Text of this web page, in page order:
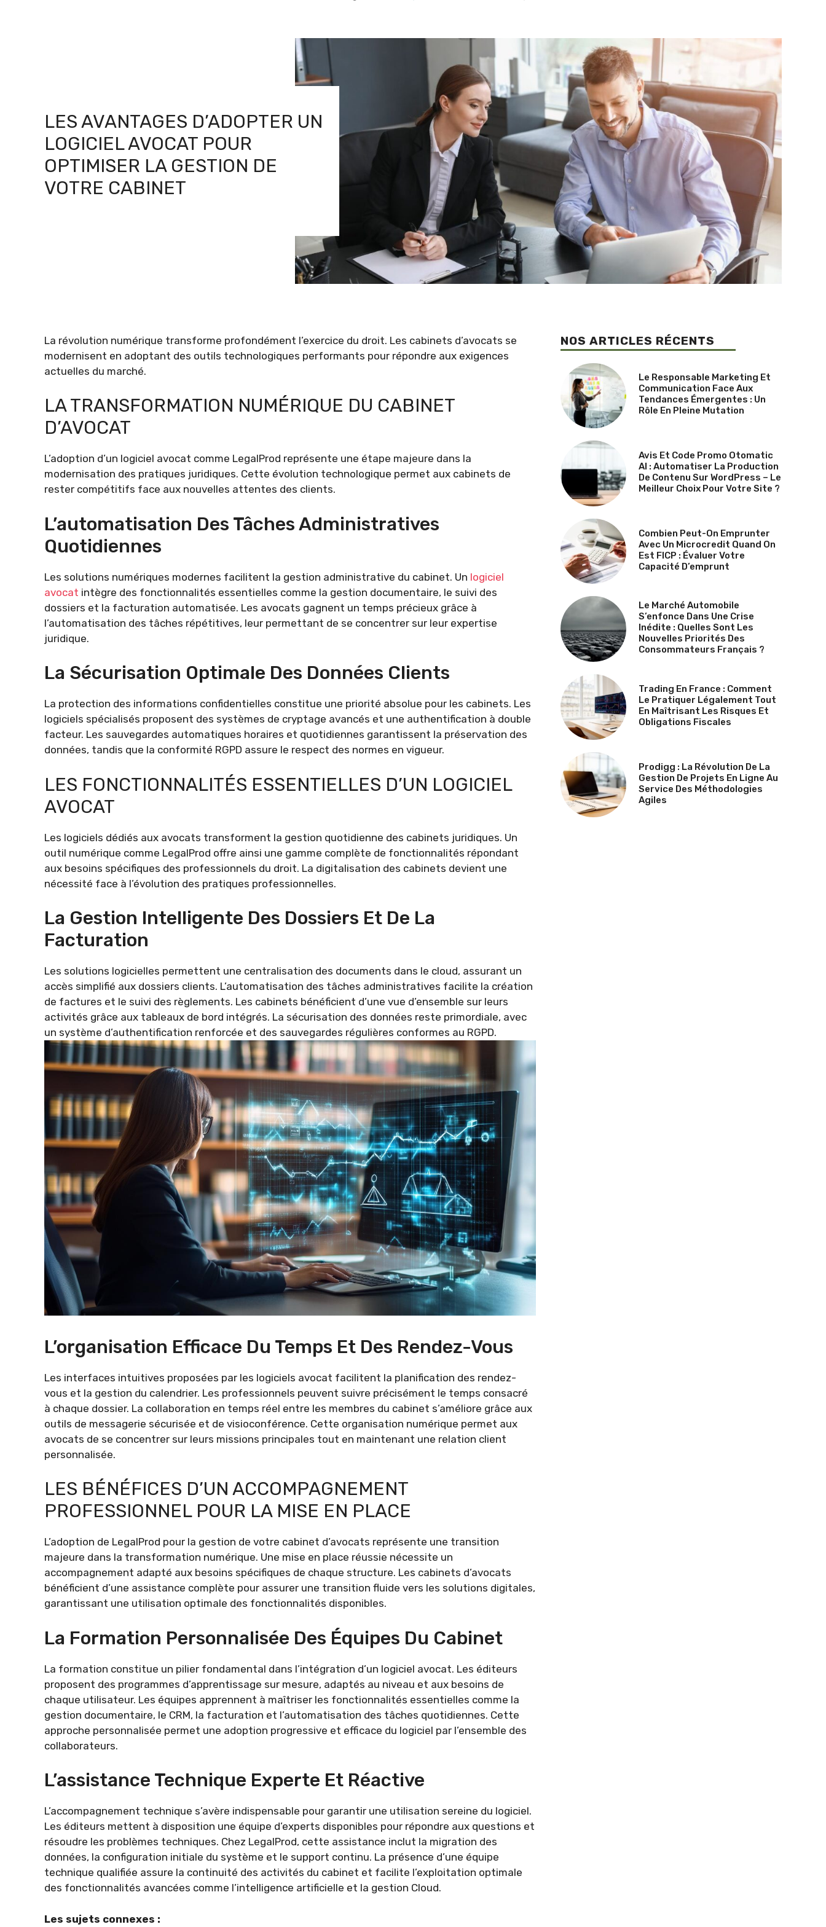
LES AVANTAGES D’ADOPTER UN
LOGICIEL AVOCAT POUR
OPTIMISER LA GESTION DE
VOTRE CABINET
La révolution numérique transforme profondément l’exercice du droit. Les cabinets d’avocats se
modernisent en adoptant des outils technologiques performants pour répondre aux exigences
actuelles du marché.
LA TRANSFORMATION NUMÉRIQUE DU CABINET
D’AVOCAT
L’adoption d’un logiciel avocat comme LegalProd représente une étape majeure dans la
modernisation des pratiques juridiques. Cette évolution technologique permet aux cabinets de
rester compétitifs face aux nouvelles attentes des clients.
L’automatisation Des Tâches Administratives
Quotidiennes
Les solutions numériques modernes facilitent la gestion administrative du cabinet. Un logiciel
avocat intègre des fonctionnalités essentielles comme la gestion documentaire, le suivi des
dossiers et la facturation automatisée. Les avocats gagnent un temps précieux grâce à
l’automatisation des tâches répétitives, leur permettant de se concentrer sur leur expertise
juridique.
La Sécurisation Optimale Des Données Clients
La protection des informations confidentielles constitue une priorité absolue pour les cabinets. Les
logiciels spécialisés proposent des systèmes de cryptage avancés et une authentification à double
facteur. Les sauvegardes automatiques horaires et quotidiennes garantissent la préservation des
données, tandis que la conformité RGPD assure le respect des normes en vigueur.
LES FONCTIONNALITÉS ESSENTIELLES D’UN LOGICIEL
AVOCAT
Les logiciels dédiés aux avocats transforment la gestion quotidienne des cabinets juridiques. Un
outil numérique comme LegalProd offre ainsi une gamme complète de fonctionnalités répondant
aux besoins spécifiques des professionnels du droit. La digitalisation des cabinets devient une
nécessité face à l’évolution des pratiques professionnelles.
La Gestion Intelligente Des Dossiers Et De La
Facturation
Les solutions logicielles permettent une centralisation des documents dans le cloud, assurant un
accès simplifié aux dossiers clients. L’automatisation des tâches administratives facilite la création
de factures et le suivi des règlements. Les cabinets bénéficient d’une vue d’ensemble sur leurs
activités grâce aux tableaux de bord intégrés. La sécurisation des données reste primordiale, avec
un système d’authentification renforcée et des sauvegardes régulières conformes au RGPD.
L’organisation Efficace Du Temps Et Des Rendez-Vous
Les interfaces intuitives proposées par les logiciels avocat facilitent la planification des rendez-
vous et la gestion du calendrier. Les professionnels peuvent suivre précisément le temps consacré
à chaque dossier. La collaboration en temps réel entre les membres du cabinet s’améliore grâce aux
outils de messagerie sécurisée et de visioconférence. Cette organisation numérique permet aux
avocats de se concentrer sur leurs missions principales tout en maintenant une relation client
personnalisée.
LES BÉNÉFICES D’UN ACCOMPAGNEMENT
PROFESSIONNEL POUR LA MISE EN PLACE
L’adoption de LegalProd pour la gestion de votre cabinet d’avocats représente une transition
majeure dans la transformation numérique. Une mise en place réussie nécessite un
accompagnement adapté aux besoins spécifiques de chaque structure. Les cabinets d’avocats
bénéficient d’une assistance complète pour assurer une transition fluide vers les solutions digitales,
garantissant une utilisation optimale des fonctionnalités disponibles.
La Formation Personnalisée Des Équipes Du Cabinet
La formation constitue un pilier fondamental dans l’intégration d’un logiciel avocat. Les éditeurs
proposent des programmes d’apprentissage sur mesure, adaptés au niveau et aux besoins de
chaque utilisateur. Les équipes apprennent à maîtriser les fonctionnalités essentielles comme la
gestion documentaire, le CRM, la facturation et l’automatisation des tâches quotidiennes. Cette
approche personnalisée permet une adoption progressive et efficace du logiciel par l’ensemble des
collaborateurs.
L’assistance Technique Experte Et Réactive
L’accompagnement technique s’avère indispensable pour garantir une utilisation sereine du logiciel.
Les éditeurs mettent à disposition une équipe d’experts disponibles pour répondre aux questions et
résoudre les problèmes techniques. Chez LegalProd, cette assistance inclut la migration des
données, la configuration initiale du système et le support continu. La présence d’une équipe
technique qualifiée assure la continuité des activités du cabinet et facilite l’exploitation optimale
des fonctionnalités avancées comme l’intelligence artificielle et la gestion Cloud.
Les sujets connexes :
NOS ARTICLES RÉCENTS
Le Responsable Marketing Et
Communication Face Aux
Tendances Émergentes : Un
Rôle En Pleine Mutation
Avis Et Code Promo Otomatic
AI : Automatiser La Production
De Contenu Sur WordPress – Le
Meilleur Choix Pour Votre Site ?
Combien Peut-On Emprunter
Avec Un Microcredit Quand On
Est FICP : Évaluer Votre
Capacité D’emprunt
Le Marché Automobile
S’enfonce Dans Une Crise
Inédite : Quelles Sont Les
Nouvelles Priorités Des
Consommateurs Français ?
Trading En France : Comment
Le Pratiquer Légalement Tout
En Maîtrisant Les Risques Et
Obligations Fiscales
Prodigg : La Révolution De La
Gestion De Projets En Ligne Au
Service Des Méthodologies
Agiles